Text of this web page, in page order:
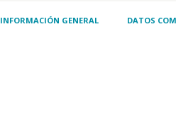
INFORMACIÓN GENERAL DATOS